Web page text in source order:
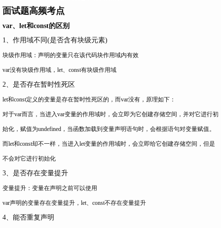
面试题高频考点
var、let和const的区别
1、作用域不同(是否含有块级元素)
块级作用域：声明的变量只在该代码块作用域内有效
var没有块级作用域，let、const有块级作用域
2、是否存在暂时性死区
let和const定义的变量是存在暂时性死区的，而var没有，原理如下：
对于var而言，当进入var变量的作用域时，会立即为它创建存储空间，并对它进行初
始化，赋值为undefined，当函数加载到变量声明语句时，会根据语句对变量赋值。
而let和const却不一样，当进入let变量的作用域时，会立即给它创建存储空间，但是
不会对它进行初始化
3、是否存在变量提升
变量提升：变量在声明之前可以使用
var声明的变量存在变量提升，let、const不存在变量提升
4、能否重复声明